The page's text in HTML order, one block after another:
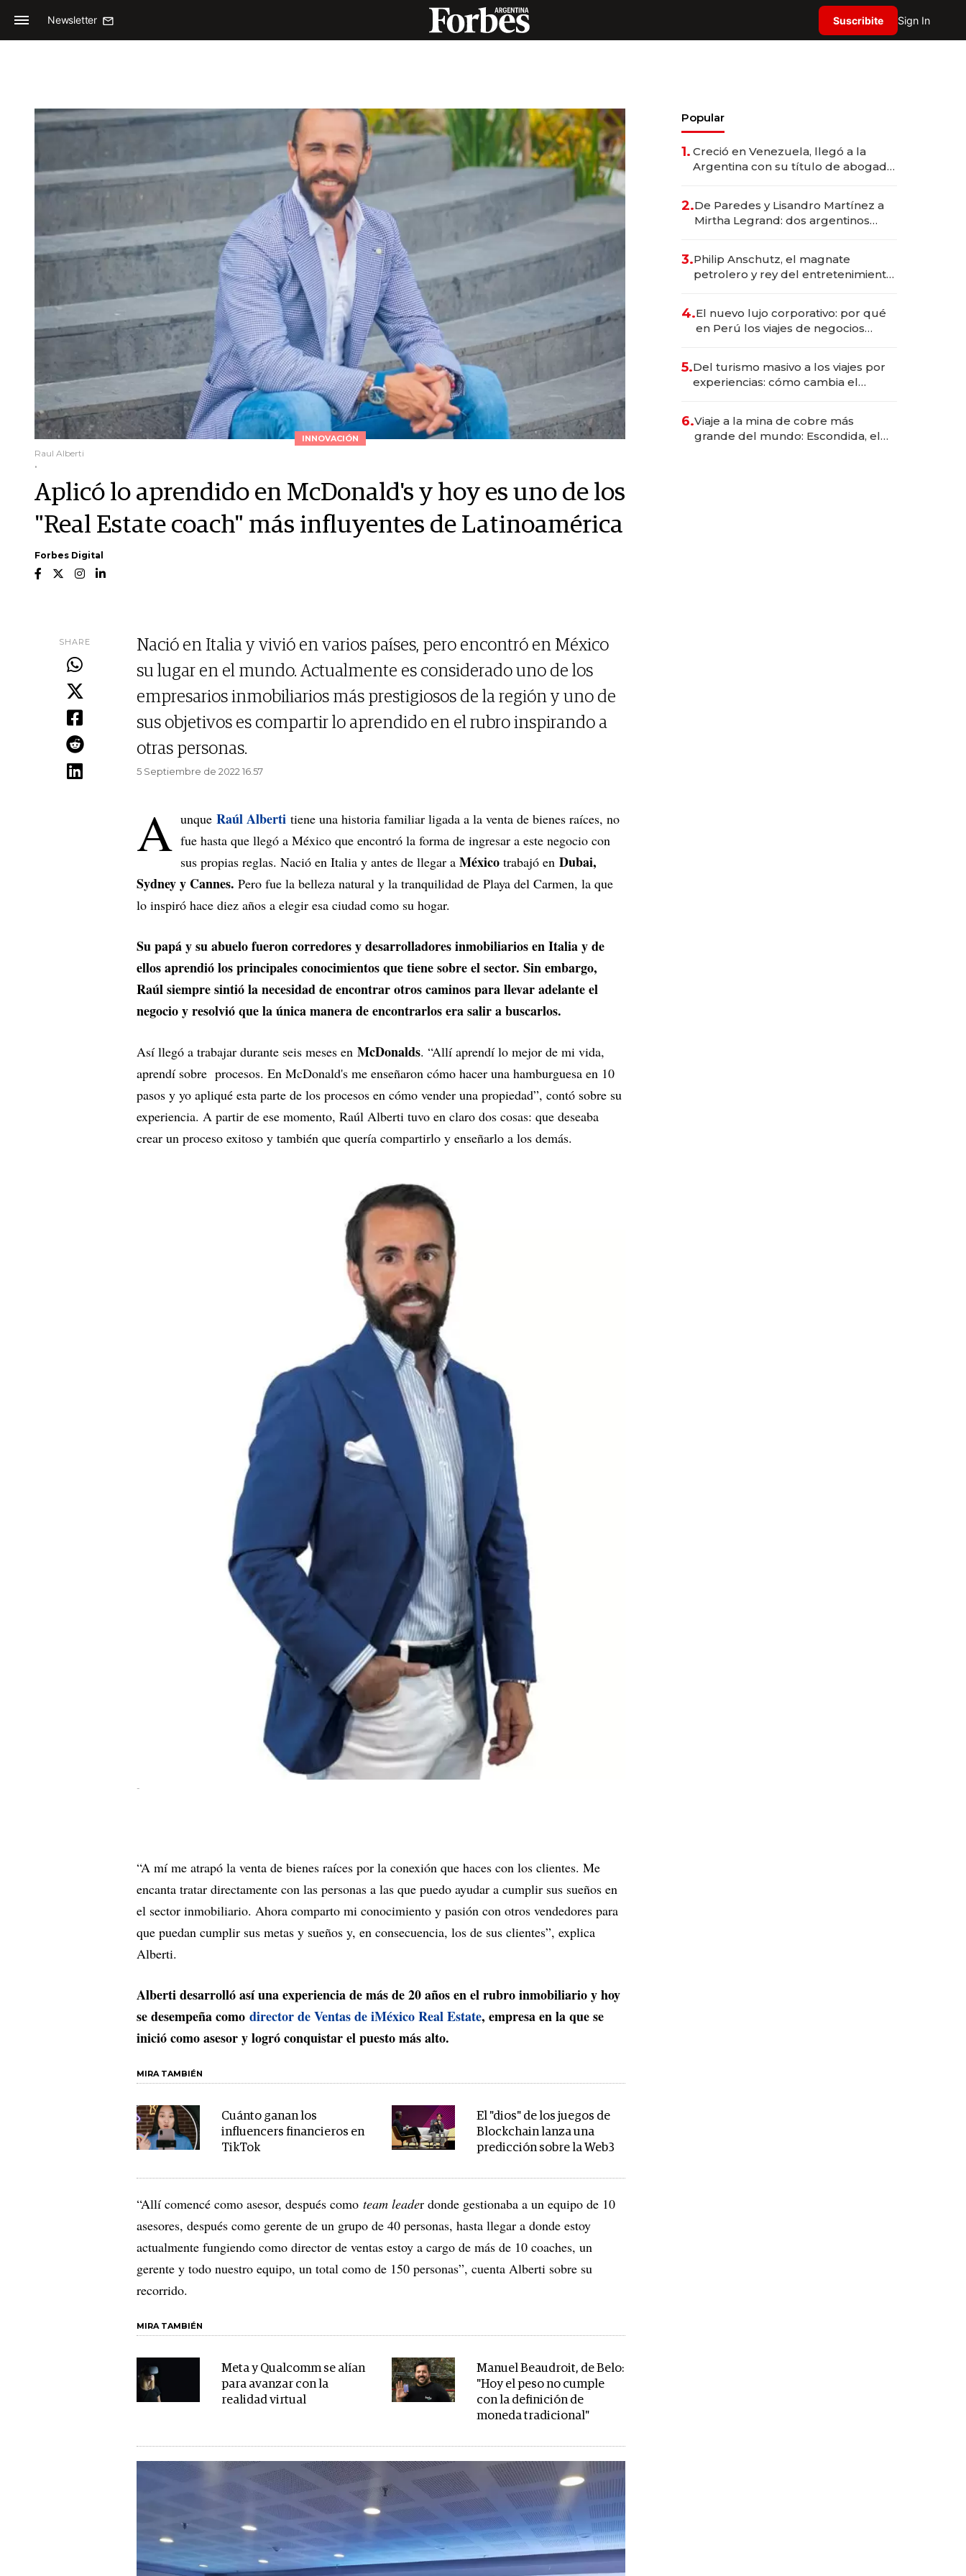
Newsletter Suscribite Sign In
INNOVACIÓN
Raul Alberti
.
Aplicó lo aprendido en McDonald's y hoy es uno de los
"Real Estate coach" más influyentes de Latinoamérica
Forbes Digital
SHARE
Nació en Italia y vivió en varios países, pero encontró en México
su lugar en el mundo. Actualmente es considerado uno de los
empresarios inmobiliarios más prestigiosos de la región y uno de
sus objetivos es compartir lo aprendido en el rubro inspirando a
otras personas.
5 Septiembre de 2022 16.57
A unque Raúl Alberti tiene una historia familiar ligada a la venta de bienes raíces, no
fue hasta que llegó a México que encontró la forma de ingresar a este negocio con
sus propias reglas. Nació en Italia y antes de llegar a México trabajó en Dubai,
Sydney y Cannes. Pero fue la belleza natural y la tranquilidad de Playa del Carmen, la que
lo inspiró hace diez años a elegir esa ciudad como su hogar.
Su papá y su abuelo fueron corredores y desarrolladores inmobiliarios en Italia y de
ellos aprendió los principales conocimientos que tiene sobre el sector. Sin embargo,
Raúl siempre sintió la necesidad de encontrar otros caminos para llevar adelante el
negocio y resolvió que la única manera de encontrarlos era salir a buscarlos.
Así llegó a trabajar durante seis meses en McDonalds. “Allí aprendí lo mejor de mi vida,
aprendí sobre procesos. En McDonald's me enseñaron cómo hacer una hamburguesa en 10
pasos y yo apliqué esta parte de los procesos en cómo vender una propiedad”, contó sobre su
experiencia. A partir de ese momento, Raúl Alberti tuvo en claro dos cosas: que deseaba
crear un proceso exitoso y también que quería compartirlo y enseñarlo a los demás.
-
“A mí me atrapó la venta de bienes raíces por la conexión que haces con los clientes. Me
encanta tratar directamente con las personas a las que puedo ayudar a cumplir sus sueños en
el sector inmobiliario. Ahora comparto mi conocimiento y pasión con otros vendedores para
que puedan cumplir sus metas y sueños y, en consecuencia, los de sus clientes”, explica
Alberti.
Alberti desarrolló así una experiencia de más de 20 años en el rubro inmobiliario y hoy
se desempeña como director de Ventas de iMéxico Real Estate, empresa en la que se
inició como asesor y logró conquistar el puesto más alto.
MIRA TAMBIÉN
Cuánto ganan los
influencers financieros en
TikTok
El "dios" de los juegos de
Blockchain lanza una
predicción sobre la Web3
“Allí comencé como asesor, después como team leader donde gestionaba a un equipo de 10
asesores, después como gerente de un grupo de 40 personas, hasta llegar a donde estoy
actualmente fungiendo como director de ventas estoy a cargo de más de 10 coaches, un
gerente y todo nuestro equipo, un total como de 150 personas”, cuenta Alberti sobre su
recorrido.
MIRA TAMBIÉN
Meta y Qualcomm se alían
para avanzar con la
realidad virtual
Manuel Beaudroit, de Belo:
"Hoy el peso no cumple
con la definición de
moneda tradicional"
Popular
1. Creció en Venezuela, llegó a la
Argentina con su título de abogado
marcas "fast premium"
2.De Paredes y Lisandro Martínez a
Mirtha Legrand: dos argentinos
3.Philip Anschutz, el magnate
petrolero y rey del entretenimiento
4.El nuevo lujo corporativo: por qué
en Perú los viajes de negocios
transformadoras
5.Del turismo masivo a los viajes por
experiencias: cómo cambia el
6.Viaje a la mina de cobre más
grande del mundo: Escondida, el